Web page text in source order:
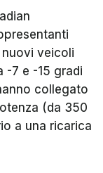
veicoli
-7 e -15 gradi
collegato
(da 350
a una ricarica